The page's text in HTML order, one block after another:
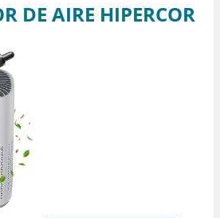
DE AIRE HIPERCOR